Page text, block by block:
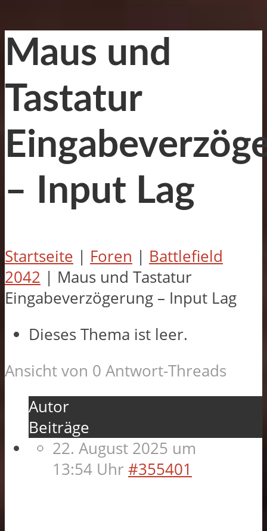
Maus und
Tastatur
– Input Lag
Startseite | Foren | Battlefield
2042 | Maus und Tastatur
Eingabeverzögerung – Input Lag
Dieses Thema ist leer.
Ansicht von 0 Antwort-Threads
Autor
Beiträge
22. August 2025 um
13:54 Uhr #355401